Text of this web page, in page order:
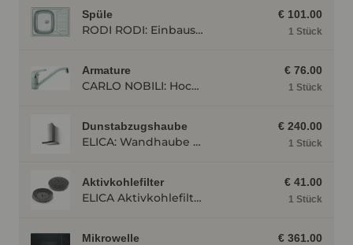
Spüle
RODI RODI: Einbauspüle Okio Line 65, Edelstahl 87189
€ 101.00
1 Stück
Armature
CARLO NOBILI: Hochdruck- Einhebelmischbatterie Blue, Mischbatterie, verchromt 17770
€ 76.00
1 Stück
Dunstabzugshaube
ELICA: Wandhaube JOYE 60-A,600 mm breit Edelstahl JOYE60A
€ 240.00
1 Stück
Aktivkohlefilter
ELICA Aktivkohlefilter AFGALAXY
€ 41.00
1 Stück
Mikrowelle € 361.00